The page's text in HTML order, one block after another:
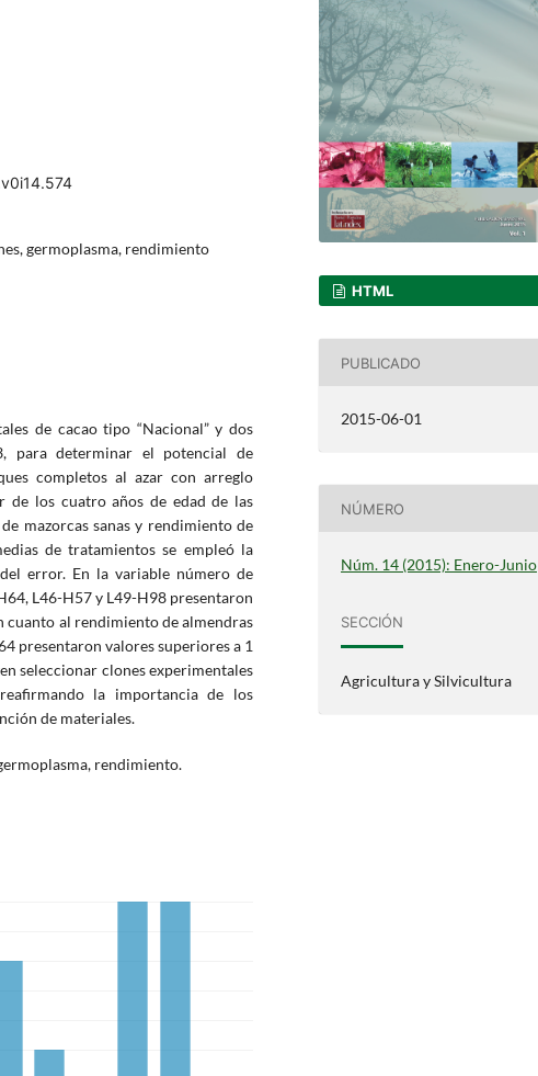
germoplasma, rendimiento
de cacao tipo “Nacional” y dos
para determinar el potencial de
completos al azar con arreglo
los cuatro años de edad de las
mazorcas sanas y rendimiento de
de tratamientos se empleó la
error. En la variable número de
L46-H57 y L49-H98 presentaron
cuanto al rendimiento de almendras
presentaron valores superiores a 1
seleccionar clones experimentales
la importancia de los
de materiales.
rendimiento.
HTML
PUBLICADO
2015-06-01
NÚMERO
Núm. 14 (2015): Enero-Junio
SECCIÓN
Agricultura y Silvicultura